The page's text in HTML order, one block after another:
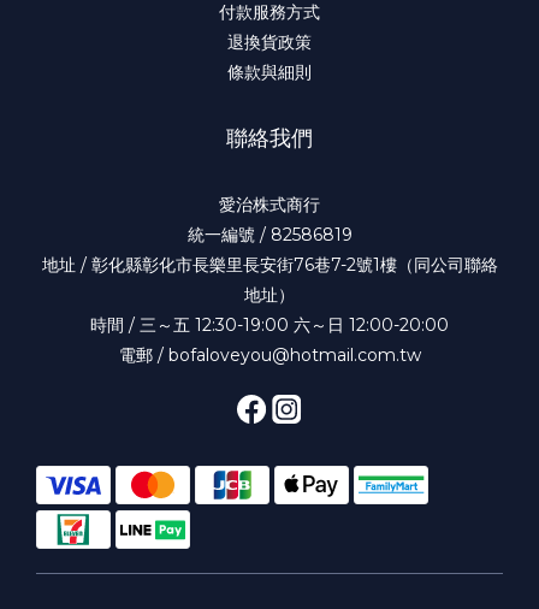
付款服務方式
退換貨政策
條款與細則
聯絡我們
愛治株式商行
統一編號 / 82586819
地址 / 彰化縣彰化市長樂里長安街76巷7-2號1樓（同公司聯絡
地址）
時間 / 三～五 12:30-19:00 六～日 12:00-20:00
電郵 / bofaloveyou@hotmail.com.tw